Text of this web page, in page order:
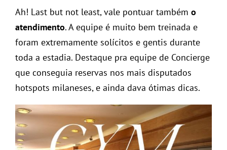
Ah! Last but not least, vale pontuar também o
atendimento. A equipe é muito bem treinada e
foram extremamente solícitos e gentis durante
toda a estadia. Destaque pra equipe de Concierge
que conseguia reservas nos mais disputados
hotspots milaneses, e ainda dava ótimas dicas.